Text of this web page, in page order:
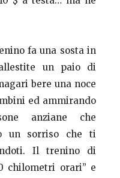
fa una sosta in
un paio di
bere una noce
ed ammirando
anziane che
un sorriso che ti
Il trenino di
chilometri orari” e